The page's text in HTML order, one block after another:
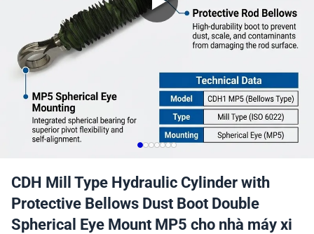
CDH Mill Type Hydraulic Cylinder with
Protective Bellows Dust Boot Double
Spherical Eye Mount MP5 cho nhà máy xi